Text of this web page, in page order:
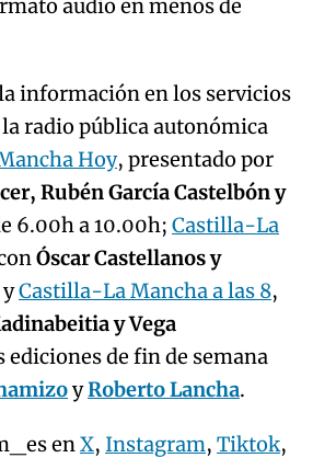
audio en menos de
información en los servicios
radio pública autonómica
Hoy, presentado por
Rubén García Castelbón y
6.00h a 10.00h; Castilla-La
Óscar Castellanos y
yCastilla-La Mancha a las 8,
y Vega
ediciones de fin de semana
yRoberto Lancha.
enX, Instagram, Tiktok,